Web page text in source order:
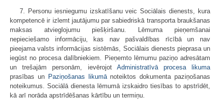
7. Personu iesniegumu izskatīšanu veic Sociālais dienests, kura
kompetencē ir izlemt jautājumu par sabiedriskā transporta braukšanas
maksas atvieglojumu piešķiršanu. Lēmuma pieņemšanai
nepieciešamo informāciju, kas nav pašvaldības rīcībā un nav
pieejama valsts informācijas sistēmās, Sociālais dienests pieprasa un
iegūst no procesa dalībniekiem. Pieņemto lēmumu paziņo adresātam
un trešajām personām, ievērojot Administratīvā procesa likuma
prasības un Paziņošanas likumānoteiktos dokumenta paziņošanas
noteikumus. Sociālā dienesta lēmumā izskaidro tiesības to apstrīdēt,
kā arī norāda apstrīdēšanas kārtību un termiņu.